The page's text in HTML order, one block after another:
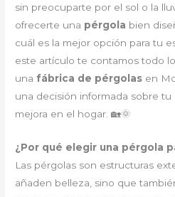
sin preocuparte por el sol o la
ofrecerte una pérgola bien
cuál es la mejor opción para tu
este artículo te contamos todo
una fábrica de pérgolas en
una decisión informada sobre
mejora en el hogar. 🏡🌞
¿Por qué elegir una pérgola
Las pérgolas son estructuras
añaden belleza, sino que